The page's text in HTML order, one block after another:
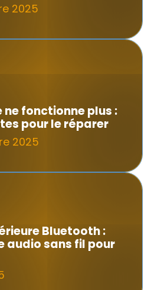
2025
fonctionne plus :
pour le réparer
2025
Bluetooth :
audio sans fil pour